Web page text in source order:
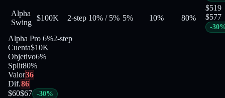
Alpha
Swing
$100K 2-step 10% / 5% 5% 10% 80%
$519
$577
-30
Alpha Pro 6%2-step
Cuenta$10K
Objetivo6%
Split80%
Valor36
Dif.86
$60$67 -30%